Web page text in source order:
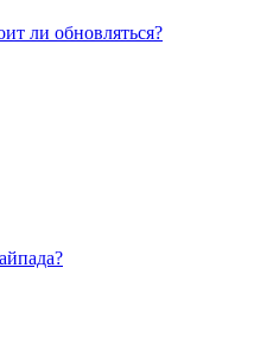
ли обновляться?